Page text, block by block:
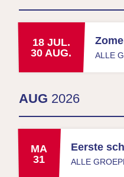
18 JUL.
30 AUG. ALLE
AUG 2026
MA
31
Eerste
ALLE